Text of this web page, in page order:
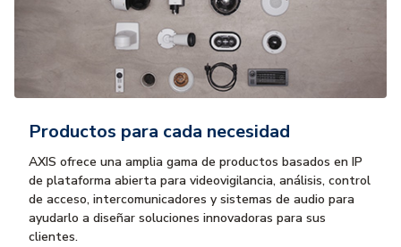
Productos para cada necesidad
AXIS ofrece una amplia gama de productos basados en IP
de plataforma abierta para videovigilancia, análisis, control
de acceso, intercomunicadores y sistemas de audio para
ayudarlo a diseñar soluciones innovadoras para sus
clientes.